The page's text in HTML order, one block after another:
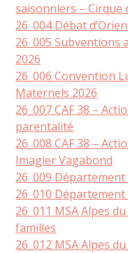
saisonniers – Cirque
26_004 Débat
26_005 Subventions
2026
26_006 Convention
Maternels 2026
26_007 CAF 38 –
parentalité
26_008 CAF 38 –
Imagier Vagabond
26_009
26_010
26_011 MSA Alpes
familles
26_012 MSA Alpes